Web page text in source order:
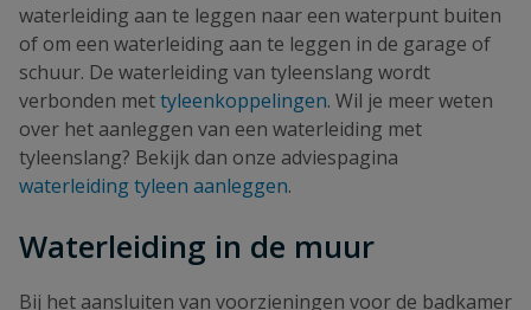
waterleiding aan te leggen naar een waterpunt buiten
of om een waterleiding aan te leggen in de garage of
schuur. De waterleiding van tyleenslang wordt
verbonden mettyleenkoppelingen. Wil je meer weten
over het aanleggen van een waterleiding met
tyleenslang? Bekijk dan onze adviespagina
waterleiding tyleen aanleggen.
Waterleiding in de muur
Bij het aansluiten van voorzieningen voor de badkamer